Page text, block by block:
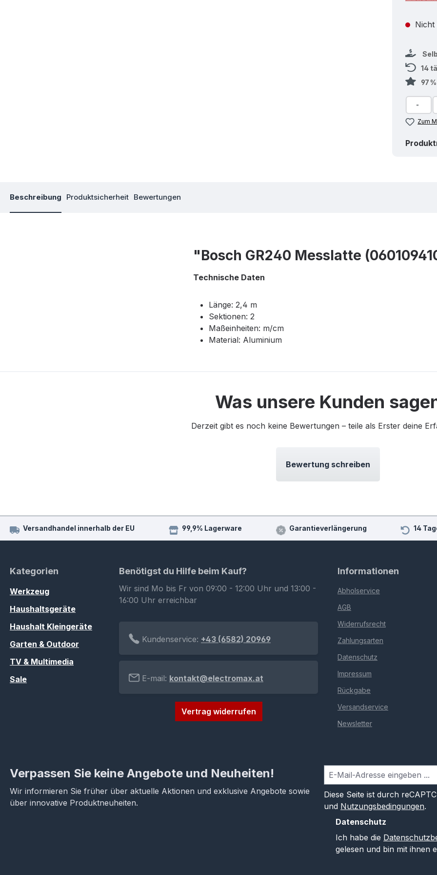
14
97
Zum
Beschreibung Produktsicherheit Bewertungen
"Bosch GR240 Messlatte
Technische Daten
Länge: 2,4 m
Sektionen: 2
Maßeinheiten: m/cm
Material: Aluminium
Was unsere Kunden
Derzeit gibt es noch keine Bewertungen – teile als Erster deine
Bewertung schreiben
Versandhandel innerhalb der EU 99,9% Lagerware Garantieverlängerung 14
Kategorien
Werkzeug
Haushaltsgeräte
Haushalt Kleingeräte
Garten & Outdoor
TV & Multimedia
Sale
Benötigst du Hilfe beim Kauf?
Wir sind Mo bis Fr von 09:00 - 12:00 Uhr und 13:00 -
16:00 Uhr erreichbar
Kundenservice: +43 (6582) 20969
E-mail: kontakt@electromax.at
Vertrag widerrufen
Informationen
Abholservice
AGB
Widerrufsrecht
Zahlungsarten
Datenschutz
Impressum
Rückgabe
Versandservice
Newsletter
Verpassen Sie keine Angebote und Neuheiten!
Wir informieren Sie früher über aktuelle Aktionen und exklusive Angebote sowie
über innovative Produktneuheiten.
Diese Seite ist durch
und Nutzungsbedingungen.
Datenschutz
Ich habe die
gelesen und bin mit ihnen